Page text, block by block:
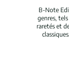
B-Note
genres,
raretés et